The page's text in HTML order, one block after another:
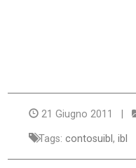
21 Giugno 2011 |
Tags: contosuibl , ibl